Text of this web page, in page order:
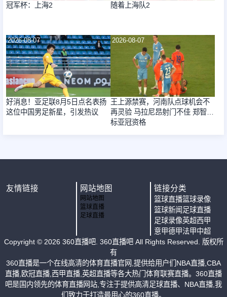
冠军杯：上海2 随着上海队2
2026-08-07
好消息！亚足联8月5日点名表扬
这位中国男足新星，引发热议
2026-08-07
王上源禁赛，河南队点球机会不
再灵验 马拉尼昂射门不佳 郑智目
标亚冠资格
友情链接 网站地图
网站地图
篮球直播
足球直播
链接分类
篮球直播篮球录像
篮球新闻 足球直播
足球录像英超西甲
意甲德甲法甲中超
Copyright © 2026 360直播吧. 360直播吧 All Rights Reserved. 版权所
有
360直播是一个在线高清的体育直播官网,提供给用户们NBA直播,CBA
直播,欧冠直播,西甲直播,英超直播等各大热门体育联赛直播。360直播
吧是国内领先的体育直播网站,专注于提供高清足球直播、NBA直播,我
们致力于打造最用心的360直播。